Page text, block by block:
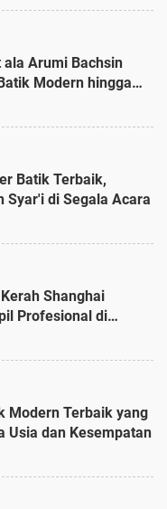
Arumi Bachsin
Modern hingga
Batik Terbaik,
Syar'i di Segala Acara
Shanghai
Profesional di
Modern Terbaik yang
Usia dan Kesempatan